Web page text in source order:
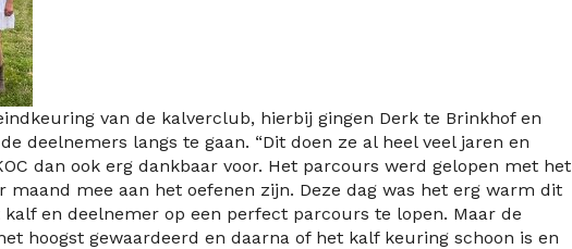
van de kalverclub, hierbij gingen Derk te Brinkhof en
deelnemers langs te gaan. “Dit doen ze al heel veel jaren en
dan ook erg dankbaar voor. Het parcours werd gelopen met het
maand mee aan het oefenen zijn. Deze dag was het erg warm dit
en deelnemer op een perfect parcours te lopen. Maar de
hoogst gewaardeerd en daarna of het kalf keuring schoon is en